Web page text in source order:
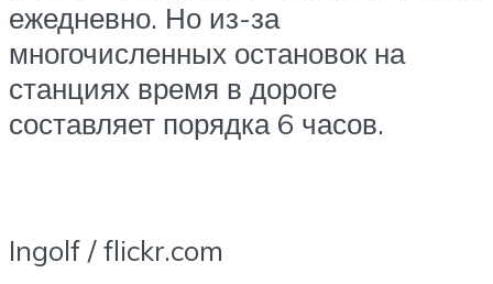
ежедневно. Но из-за
многочисленных остановок на
станциях время в дороге
составляет порядка 6 часов.
Ingolf / flickr.com